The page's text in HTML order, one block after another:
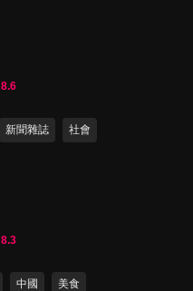
8.6
新聞雜誌 社會
8.3
中國 美食